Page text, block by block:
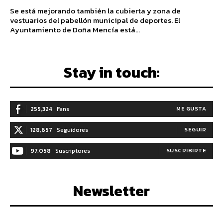
Se está mejorando también la cubierta y zona de
vestuarios del pabellón municipal de deportes. El
Ayuntamiento de Doña Mencía está...
Stay in touch:
255,324 Fans ME GUSTA
128,657 Seguidores SEGUIR
97,058 Suscriptores SUSCRIBIRTE
Newsletter